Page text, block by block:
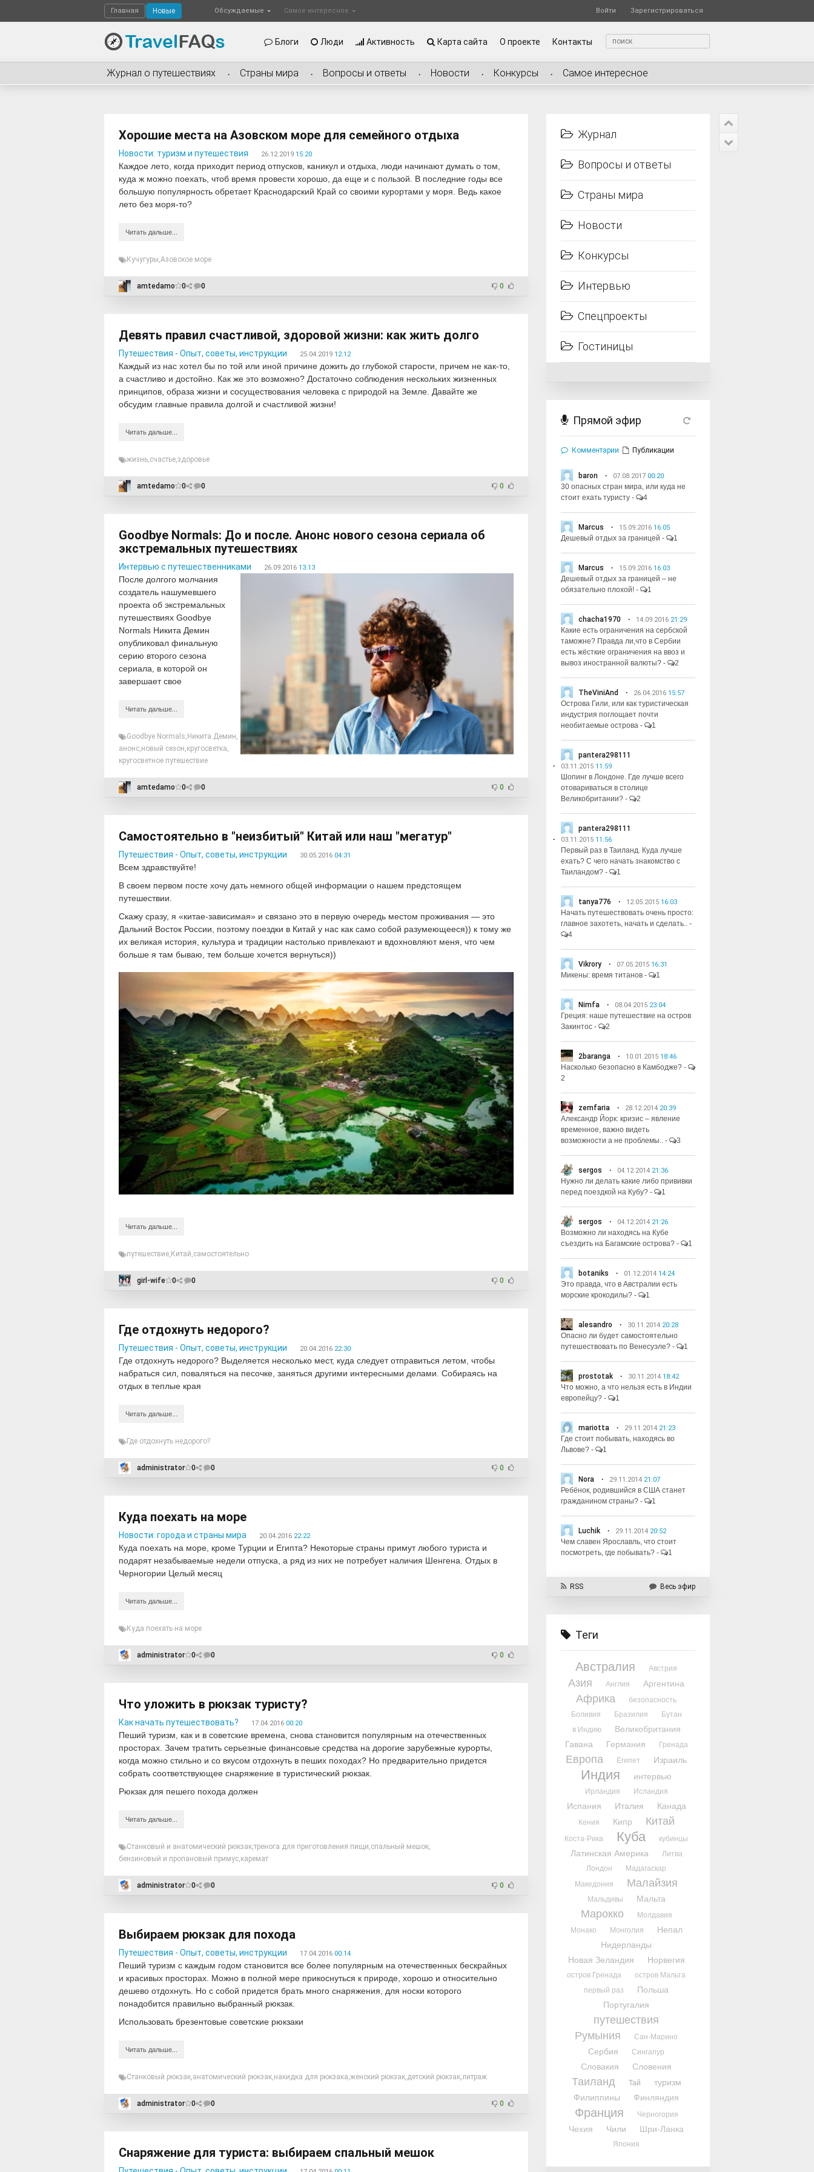
Главная Новые Обсуждаемые Самое интересное Зарегистрироваться
Войти
Блоги Люди Активность Карта сайта О проекте Контакты
Журнал о путешествиях Страны мира Вопросы и ответы Новости Конкурсы Самое интересное
Хорошие места на Азовском море для семейного отдыха
Новости: туризм и путешествия 26.12.2019 15:20
Каждое лето, когда приходит период отпусков, каникул и отдыха, люди начинают думать о том,
куда ж можно поехать, чтоб время провести хорошо, да еще и с пользой. В последние годы все
большую популярность обретает Краснодарский Край со своими курортами у моря. Ведь какое
лето без моря-то?
Читать дальше...
Кучугуры,Азовское море
amtedamo 0 0 0
Девять правил счастливой, здоровой жизни: как жить долго
Путешествия - Опыт, советы, инструкции 25.04.2019 12:12
Каждый из нас хотел бы по той или иной причине дожить до глубокой старости, причем не как-то,
а счастливо и достойно. Как же это возможно? Достаточно соблюдения нескольких жизненных
принципов, образа жизни и сосуществования человека с природой на Земле. Давайте же
обсудим главные правила долгой и счастливой жизни!
Читать дальше...
жизнь,счастье,здоровье
amtedamo 0 0 0
Goodbye Normals: До и после. Анонс нового сезона сериала об
экстремальных путешествиях
Интервью с путешественниками 26.09.2016 13:13
После долгого молчания
создатель нашумевшего
проекта об экстремальных
путешествиях Goodbye
Normals Никита Демин
опубликовал финальную
серию второго сезона
сериала, в которой он
завершает свое
Читать дальше...
Goodbye Normals, Никита Демин,
анонс,новый сезон,кругосветка,
кругосветное путешествие
amtedamo 0 0 0
Самостоятельно в "неизбитый" Китай или наш "мегатур"
Путешествия - Опыт, советы, инструкции 30.05.2016 04:31
Всем здравствуйте!
В своем первом посте хочу дать немного общей информации о нашем предстоящем
путешествии.
Скажу сразу, я «китае-зависимая» и связано это в первую очередь местом проживания — это
Дальний Восток России, поэтому поездки в Китай у нас как само собой разумеющееся)) к тому же
их великая история, культура и традиции настолько привлекают и вдохновляют меня, что чем
больше я там бываю, тем больше хочется вернуться))
Читать дальше...
путешествие Китай самостоятельно
girl-wife 0 0 0
Где отдохнуть недорого?
Путешествия - Опыт, советы, инструкции 20.04.2016 22:30
Где отдохнуть недорого? Выделяется несколько мест, куда следует отправиться летом, чтобы
набраться сил, поваляться на песочке, заняться другими интересными делами. Собираясь на
отдых в теплые края
Читать дальше...
Где отдохнуть недорого?
administrator 0 0 0
Куда поехать на море
Новости: города и страны мира 20.04.2016 22:22
Куда поехать на море, кроме Турции и Египта? Некоторые страны примут любого туриста и
подарят незабываемые недели отпуска, а ряд из них не потребует наличия Шенгена. Отдых в
Черногории Целый месяц
Читать дальше...
Куда поехать на море
administrator 0 0 0
Что уложить в рюкзак туристу?
Как начать путешествовать? 17.04.2016 00:20
Пеший туризм, как и в советские времена, снова становится популярным на отечественных
просторах. Зачем тратить серьезные финансовые средства на дорогие зарубежные курорты,
когда можно стильно и со вкусом отдохнуть в пеших походах? Но предварительно придется
собрать соответствующее снаряжение в туристический рюкзак.
Рюкзак для пешего похода должен
Читать дальше...
Станковый и анатомический рюкзак тренога для приготовления пищи спальный мешок
бензиновый и пропановый примус каремат
administrator 0 0 0
Выбираем рюкзак для похода
Путешествия - Опыт, советы, инструкции 17.04.2016 00:14
Пеший туризм с каждым годом становится все более популярным на отечественных бескрайных
и красивых просторах. Можно в полной мере прикоснуться к природе, хорошо и относительно
дешево отдохнуть. Но с собой придется брать много снаряжения, для носки которого
понадобится правильно выбранный рюкзак.
Использовать брезентовые советские рюкзаки
Читать дальше...
Станковый рюкзак анатомический рюкзак накидка для рюкзака женский рюкзак детский рюкзак литраж
administrator 0 0 0
Снаряжение для туриста: выбираем спальный мешок
Журнал
Вопросы и ответы
Страны мира
Новости
Конкурсы
Интервью
Спецпроекты
Гостиницы
Прямой эфир
Комментарии Публикации
baron 07.08.2017 00:20
30 опасных стран мира, или куда не
стоит ехать туристу - 4
Marcus 15.09.2016 16:05
Дешевый отдых за границей - 1
Marcus 15.09.2016 16:03
Дешевый отдых за границей – не
обязательно плохой! - 1
chacha1970 14.09.2016 21:29
Какие есть ограничения на сербской
таможне? Правда ли,что в Сербии
есть жёсткие ограничения на ввоз и
вывоз иностранной валюты? - 2
TheViniAnd 26.04.2016 15:57
Острова Гили, или как туристическая
индустрия поглощает почти
необитаемые острова - 1
pantera298111
03.11.2015 11:59
Шопинг в Лондоне. Где лучше всего
отовариваться в столице
Великобритании? - 2
pantera298111
03.11.2015 11:56
Первый раз в Таиланд. Куда лучше
ехать? С чего начать знакомство с
Таиландом? - 1
tanya776 12.05.2015 16:03
Начать путешествовать очень просто:
главное захотеть, начать и сделать.. -
4
Vikrory 07.05.2015 16:31
Микены: время титанов - 1
Nimfa 08.04.2015 23:04
Греция: наше путешествие на остров
Закинтос - 2
2baranga 10.01.2015 18:46
Насколько безопасно в Камбодже? -
2
zemfaria 28.12.2014 20:39
Александр Йорк: кризис – явление
временное, важно видеть
возможности а не проблемы.. - 3
sergos 04.12.2014 21:36
Нужно ли делать какие либо прививки
перед поездкой на Кубу? - 1
sergos 04.12.2014 21:26
Возможно ли находясь на Кубе
съездить на Багамские острова? - 1
botaniks 01.12.2014 14:24
Это правда, что в Австралии есть
морские крокодилы? - 1
alesandro 30.11.2014 20:28
Опасно ли будет самостоятельно
путешествовать по Венесуэле? - 1
prostotak 30.11.2014 18:42
Что можно, а что нельзя есть в Индии
европейцу? - 1
mariotta 29.11.2014 21:23
Где стоит побывать, находясь во
Львове? - 1
Nora 29.11.2014 21:07
Ребёнок, родившийся в США станет
гражданином страны? - 1
Luchik 29.11.2014 20:52
Чем славен Ярославль, что стоит
посмотреть, где побывать? - 1
RSS Весь эфир
Теги
Австралия Австрия
Азия Англия Аргентина
Африка
безопасность
Боливия
Бразилия
Бутан
в Индию
Великобритания
Гавана
Германия Гренада
Европа Египет Израиль
Индия интервью
Ирландия Исландия
Испания Италия Канада
Кения Кипр Китай
Коста-Рика Куба кубинцы
Латинская Америка
Литва
Лондон
Мадагаскар
Македония
Малайзия
Мальдивы Мальта
Марокко
Молдавия
Монако
Монголия
Непал
Нидерланды
Новая Зеландия
Норвегия
остров Гренада
остров Мальта
первый раз
Польша
Португалия
путешествия
Румыния
Сан-Марино
Сербия Сингапур
Словакия Словения
Таиланд Тай
туризм
Филиппины
Финляндия
Франция Черногория
Чехия Чили Шри-Ланка
Япония